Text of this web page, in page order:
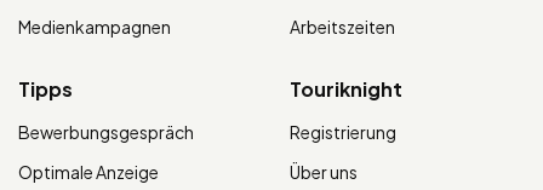
Medienkampagnen
Arbeitszeiten
Tipps
Bewerbungsgespräch
Optimale Anzeige
Touriknight
Registrierung
Über uns